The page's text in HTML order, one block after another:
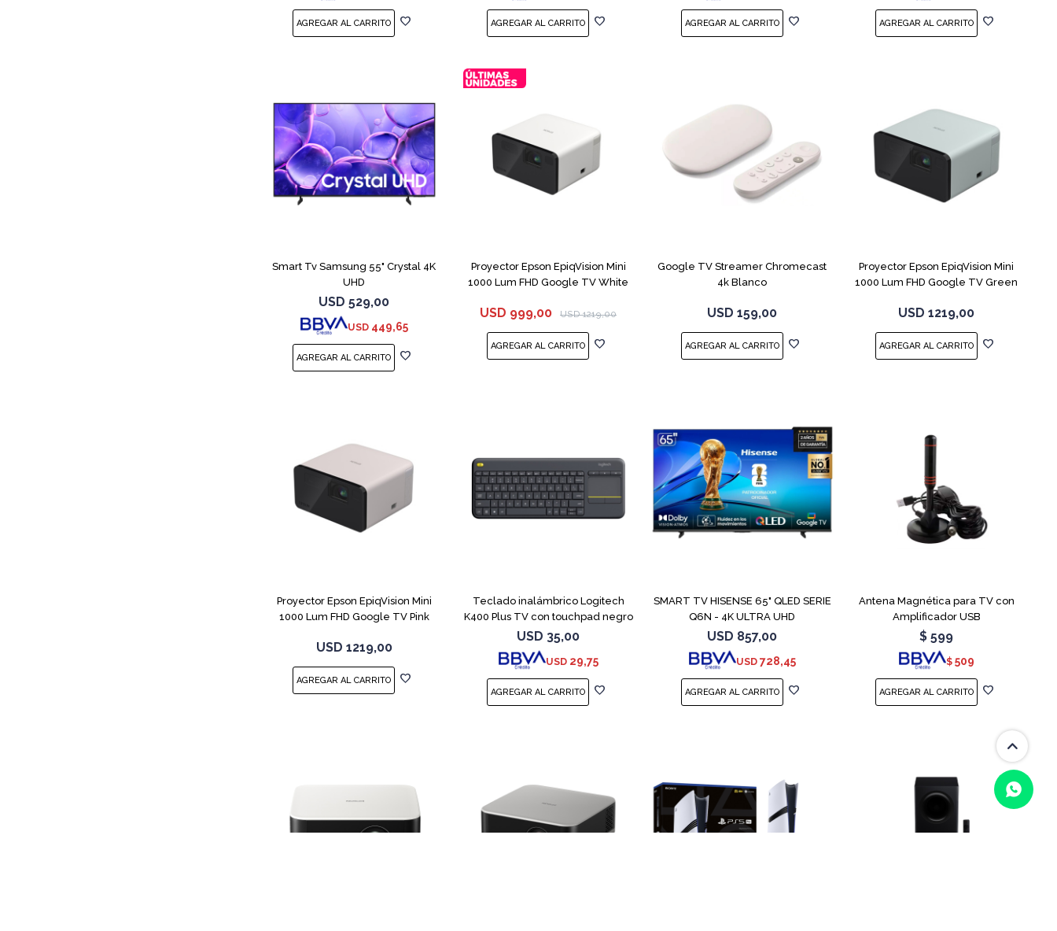
Smart Tv Samsung 55" Crystal 4K
UHD
USD 529,00
USD 449,65
Proyector Epson EpiqVision Mini
1000 Lum FHD Google TV White
USD 999,00 USD 1219,00
Google TV Streamer Chromecast
4k Blanco
USD 159,00
Proyector Epson EpiqVision Mini
1000 Lum FHD Google TV Green
USD 1219,00
Proyector Epson EpiqVision Mini
1000 Lum FHD Google TV Pink
USD 1219,00
Teclado inalámbrico Logitech
K400 Plus TV con touchpad negro
USD 35,00
USD 29,75
SMART TV HISENSE 65" QLED SERIE
Q6N - 4K ULTRA UHD
USD 857,00
USD 728,45
Antena Magnética para TV con
Amplificador USB
$ 599
$ 509